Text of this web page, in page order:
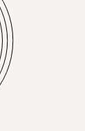
als
sie im